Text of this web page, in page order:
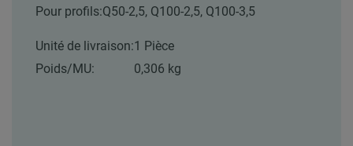
Pour profils:Q50-2,5, Q100-2,5, Q100-3,5
Unité de livraison:1 Pièce
Poids/MU:
0,306 kg